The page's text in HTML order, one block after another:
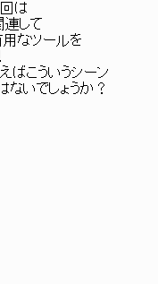
は
て
なツールを
ういうシーン
ないでしょうか？